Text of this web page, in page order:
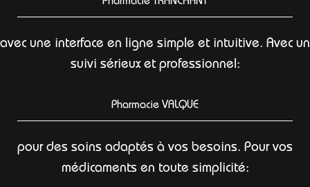
avec une interface en ligne simple et intuitive. Avec un
suivi sérieux et professionnel:
Pharmacie VALQUE
pour des soins adaptés à vos besoins. Pour vos
médicaments en toute simplicité: